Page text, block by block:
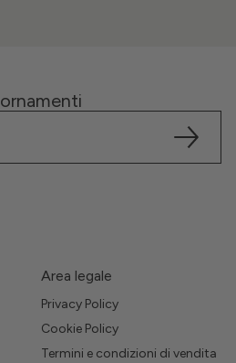
Area legale
Privacy Policy
Cookie Policy
Termini e condizioni di vendita